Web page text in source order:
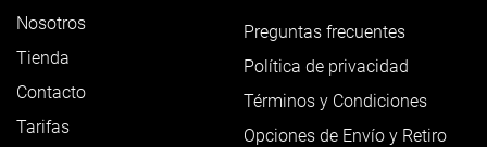
Nosotros
Tienda
Contacto
Tarifas
Preguntas frecuentes
Política de privacidad
Términos y Condiciones
Opciones de Envío y Retiro